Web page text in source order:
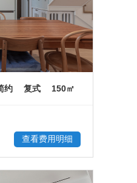
约 复式 150㎡
查看费用明细